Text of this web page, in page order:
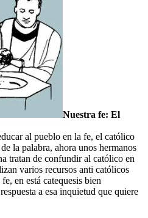
Nuestra fe: El
al pueblo en la fe, el católico
la palabra, ahora unos hermanos
tratan de confundir al católico en
varios recursos anti católicos
en está catequesis bien
a esa inquietud que quiere